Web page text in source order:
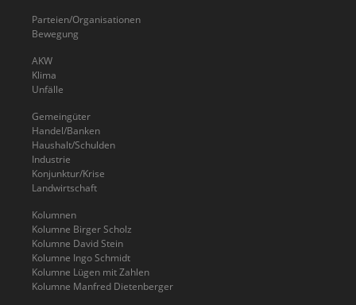
Parteien/Organisationen
Bewegung
AKW
Klima
Unfälle
Gemeingüter
Handel/Banken
Haushalt/Schulden
Industrie
Konjunktur/Krise
Landwirtschaft
Kolumnen
Kolumne Birger Scholz
Kolumne David Stein
Kolumne Ingo Schmidt
Kolumne Lügen mit Zahlen
Kolumne Manfred Dietenberger